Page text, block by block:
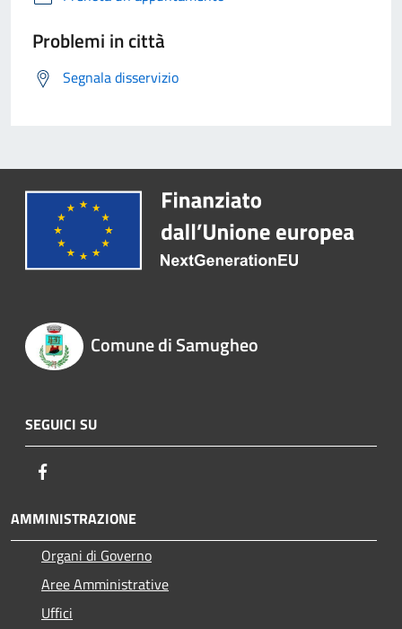
Problemi in città
Segnala disservizio
Comune di Samugheo
SEGUICI SU
AMMINISTRAZIONE
Organi di Governo
Aree Amministrative
Uffici